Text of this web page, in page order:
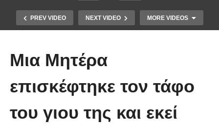
PREV VIDEO NEXT VIDEO MORE VIDEOS
τρόπο να κλέβει το ΑΤΜ μιας
Μια Μητέρα
επισκέφτηκε τον τάφο
του γιου της και εκεί